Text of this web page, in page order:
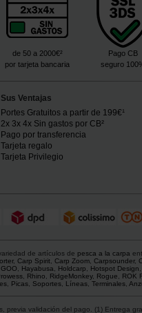
de 50 a 2000€²
por tarjeta bancaria
Pago CB
seguro
Sus Ventajas
Portes Gratuitos a partir de 199€¹
2x 3x 4x Sin gastos por CB²
Pago por transferencia
Tarjeta regalo
Tarjeta Privilegio
de artículos de pesca a la carpa
, Carp Spirit, Carp Zoom, Carpsounder,
GOO Hayabusa Holdcarp Hotspot Design
Rhino RidgeMonkey, Rogue ROK
Picas Soportes Líneas Terminales
validación del pago. (1) Entrega